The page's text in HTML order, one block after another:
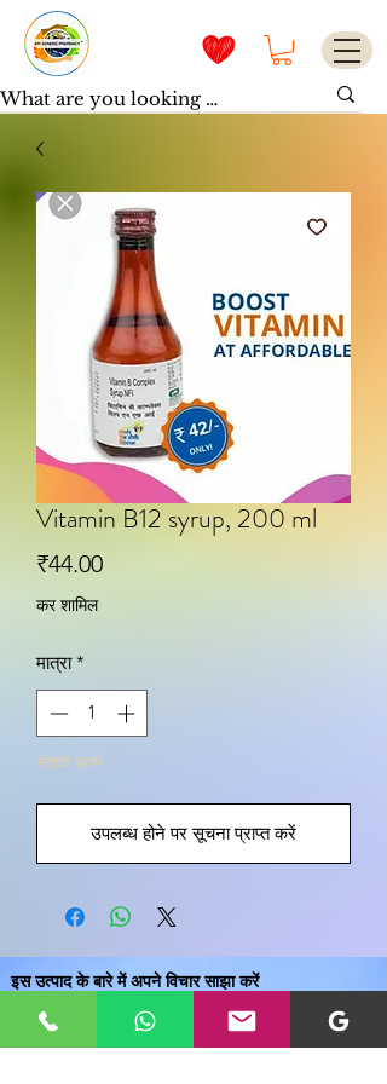
Vitamin B12 syrup, 200 ml
₹44.00मूल्य
कर शामिल
मात्रा *
स्टाक खत्म
उपलब्ध होने पर सूचना प्राप्त करें
इस उत्पाद के बारे में अपने विचार साझा करें